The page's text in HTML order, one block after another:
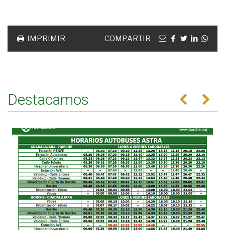
IMPRIMIR COMPARTIR Emailfacebook
twitterlinkedin
Destacamos Anterior